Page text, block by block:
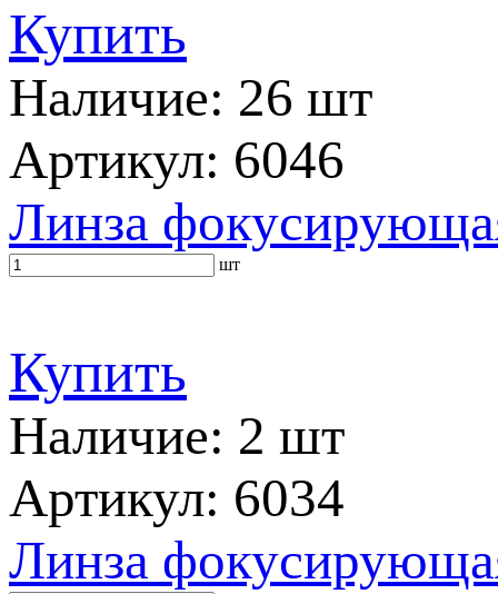
Купить
Наличие: 26 шт
Артикул: 6046
Линза
шт
Купить
Наличие: 2 шт
Артикул: 6034
Линза